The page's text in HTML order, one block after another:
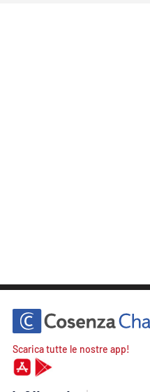
Scarica tutte le nostre app!